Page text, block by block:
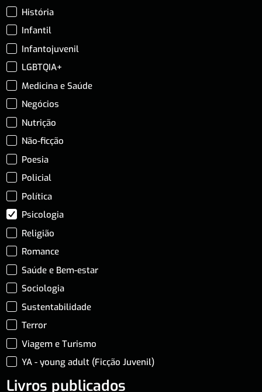
História
Infantil
Infantojuvenil
LGBTQIA+
Medicina e Saúde
Negócios
Nutrição
Não-ficção
Poesia
Policial
Política
Psicologia
Religião
Romance
Saúde e Bem-estar
Sociologia
Sustentabilidade
Terror
Viagem e Turismo
YA - young adult (Ficção Juvenil)
Livros publicados